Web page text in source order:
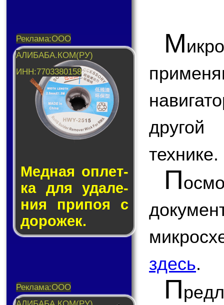
Медная оп­лет­
ка для уда­ле­
ния при­поя с
до­ро­жек.
М
другой
технике.
П
здесь.
П